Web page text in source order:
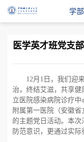
学
医学英才班党支
12月 1 日，我们迎
治，终结艾滋，共享健
立医院感染病院诊疗中
附属第一医院（安徽
的主题党日活动。本
防范意识，更通过实际